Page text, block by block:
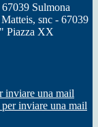
Sulmona
snc - 67039
Piazza XX
inviare una mail
inviare una mail